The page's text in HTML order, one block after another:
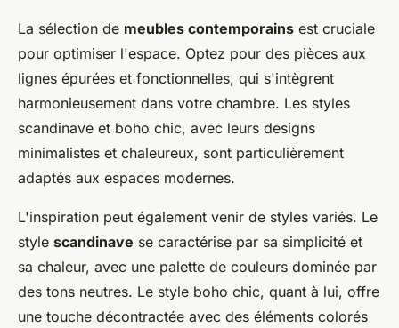
La sélection de meubles contemporains est cruciale
pour optimiser l'espace. Optez pour des pièces aux
lignes épurées et fonctionnelles, qui s'intègrent
harmonieusement dans votre chambre. Les styles
scandinave et boho chic, avec leurs designs
minimalistes et chaleureux, sont particulièrement
adaptés aux espaces modernes.
L'inspiration peut également venir de styles variés. Le
style scandinave se caractérise par sa simplicité et
sa chaleur, avec une palette de couleurs dominée par
des tons neutres. Le style boho chic, quant à lui, offre
une touche décontractée avec des éléments colorés